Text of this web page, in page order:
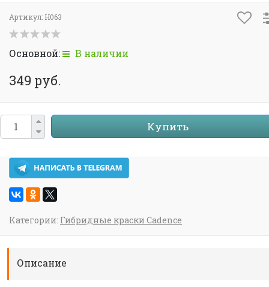
Артикул: Н063
Основной: В наличии
349 руб.
Купить
Категории: Гибридные краски Cadence
Описание